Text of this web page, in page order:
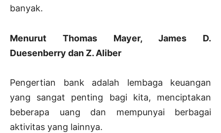
banyak.
Menurut Thomas Mayer, James D.
Duesenberry dan Z. Aliber
Pengertian bank adalah lembaga keuangan
yang sangat penting bagi kita, menciptakan
beberapa uang dan mempunyai berbagai
aktivitas yang lainnya.